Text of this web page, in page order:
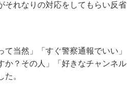
それなりの対応をしてもらい反省
当然」「すぐ警察通報でいい」
か？その人」「好きなチャンネル
。